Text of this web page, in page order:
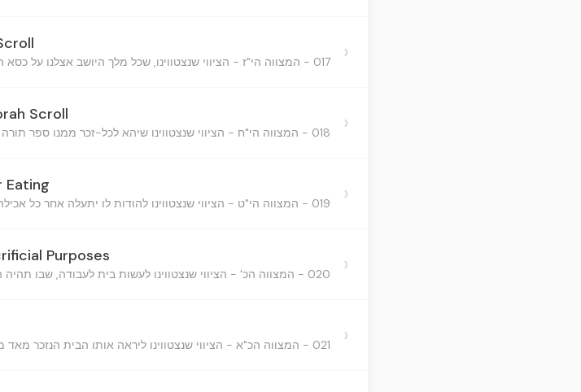
017 - המצווה הי"ז - הציווי שנצטווינו, שכל מלך היושב אצלנו על כסא המלכות יכתוב ספר תורה לעצמו ›
Scroll
018 - המצווה הי"ח - הציווי שנצטווינו שיהא לכל-זכר ממנו ספר תורה לעצמו ›
Eating
019 - המצווה הי"ט - הציווי שנצטווינו להודות לו יתעלה אחר כל אכילה ›
Purposes
020 - המצווה הכ' - הציווי שנצטווינו לעשות בית לעבודה, שבו תהיה ההקרבה והבערת האש תמיד ›
021 - המצווה הכ"א - הציווי שנצטווינו ליראה אותו הבית הנזכר מאד מאד ›